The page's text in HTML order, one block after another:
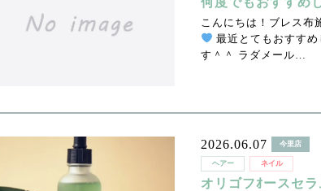
こんにちは！ブレス布
最近とてもおすす
す＾＾ ラダメール…
2026.06.07 今里店
ヘアー ネイル
オリゴフｵースセ